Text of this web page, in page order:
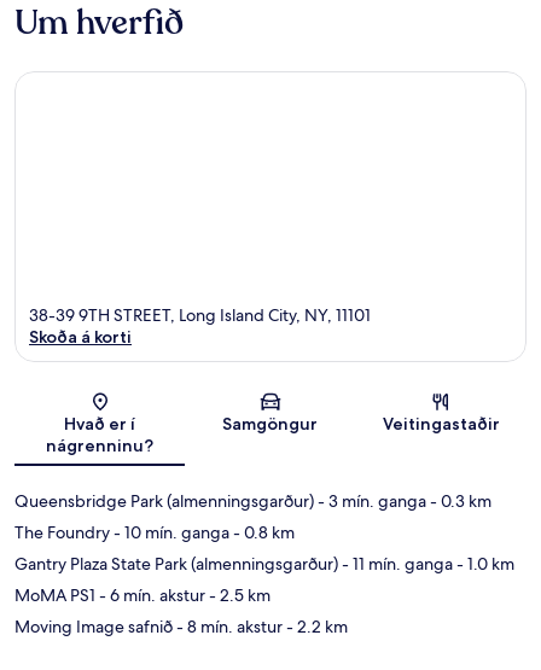
Um hverfið
Kort
38-39 9TH STREET, Long Island City, NY, 11101
Skoða á korti
Hvað er í
nágrenninu?
Samgöngur Veitingastaðir
Queensbridge Park (almenningsgarður)- 3 mín. ganga- 0.3 km
The Foundry- 10 mín. ganga- 0.8 km
Gantry Plaza State Park (almenningsgarður)- 11 mín. ganga- 1.0 km
MoMA PS1 - 6 mín. akstur- 2.5 km
Moving Image safnið- 8 mín. akstur- 2.2 km